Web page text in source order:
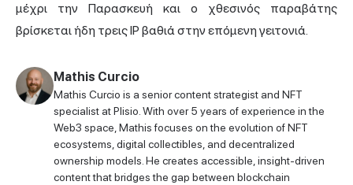
μέχρι την Παρασκευή και ο χθεσινός παραβάτης
βρίσκεται ήδη τρεις IP βαθιά στην επόμενη γειτονιά.
Mathis Curcio
Mathis Curcio is a senior content strategist and NFT
specialist at Plisio. With over 5 years of experience in the
Web3 space, Mathis focuses on the evolution of NFT
ecosystems, digital collectibles, and decentralized
ownership models. He creates accessible, insight-driven
content that bridges the gap between blockchain